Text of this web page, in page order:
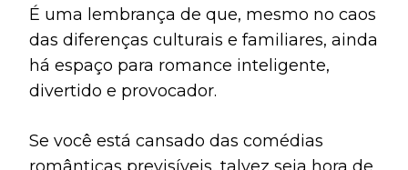
É uma lembrança de que, mesmo no caos
das diferenças culturais e familiares, ainda
há espaço para romance inteligente,
divertido e provocador.
Se você está cansado das comédias